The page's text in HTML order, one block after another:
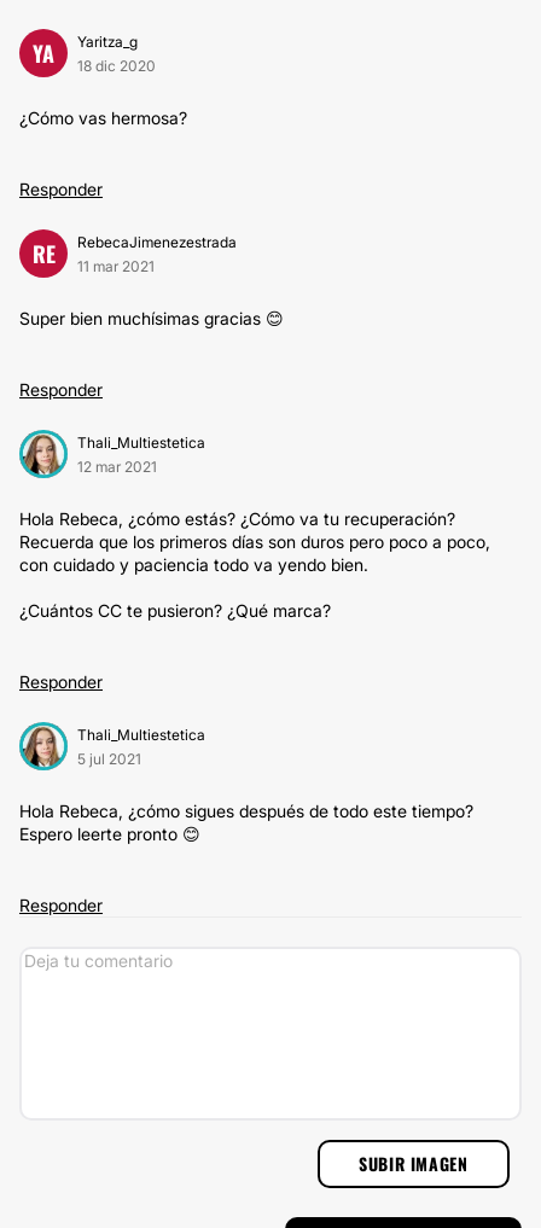
YA
Yaritza_g
18 dic 2020
¿Cómo vas hermosa?
Responder
RE
RebecaJimenezestrada
11 mar 2021
Super bien muchísimas gracias 😊
Responder
Thali_Multiestetica
12 mar 2021
Hola Rebeca, ¿cómo estás? ¿Cómo va tu recuperación?
Recuerda que los primeros días son duros pero poco a poco,
con cuidado y paciencia todo va yendo bien.
¿Cuántos CC te pusieron? ¿Qué marca?
Responder
Thali_Multiestetica
5 jul 2021
Hola Rebeca, ¿cómo sigues después de todo este tiempo?
Espero leerte pronto 😊
Responder
SUBIR IMAGEN